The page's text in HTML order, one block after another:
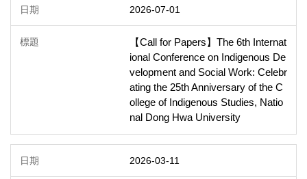
2026-07-01
【Call for Papers】The 6th Internat
ional Conference on Indigenous De
velopment and Social Work: Celebr
ating the 25th Anniversary of the C
ollege of Indigenous Studies, Natio
nal Dong Hwa University
2026-03-11